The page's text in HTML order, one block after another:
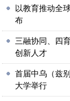
以教育推动全
布
三融协同、四
创新人才
首届中乌（兹
大学举行